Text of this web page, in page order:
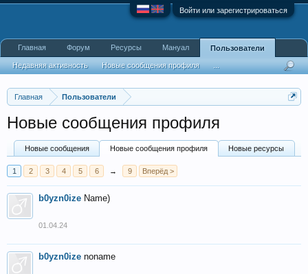
Войти или зарегистрироваться
Главная Пользователи
Новые сообщения профиля
Новые сообщения Новые сообщения профиля Новые ресурсы
1 2 3 4 5 6 → 9 Вперёд >
b0yzn0ize Name)
01.04.24
b0yzn0ize noname
Главная Форум Ресурсы Мануал Пользователи
Недавняя активность Новые сообщения профиля